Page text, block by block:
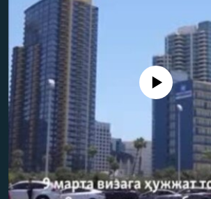
Айни дамда медиа-манба